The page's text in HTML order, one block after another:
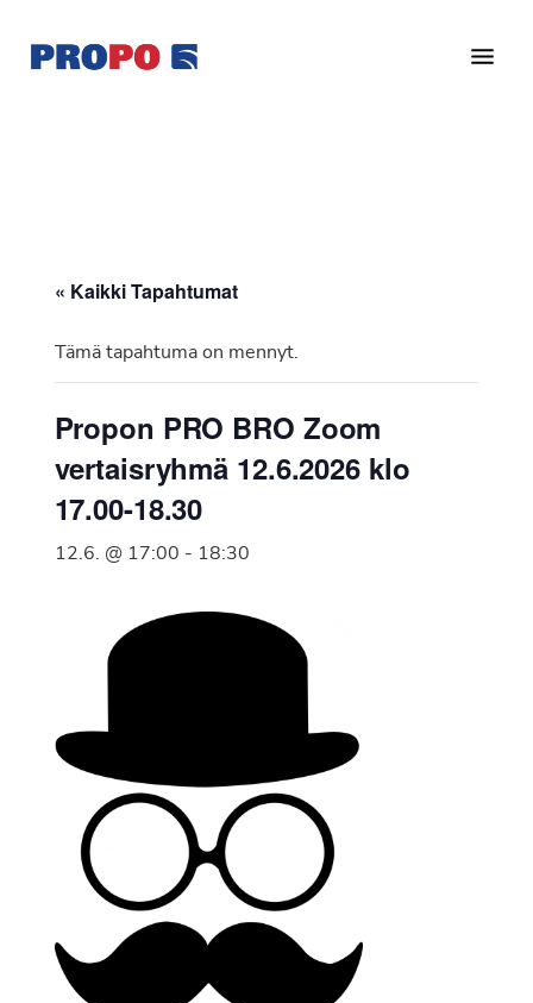
pääsisältöön
alatunnisteeseen
Ry
vuonna
Suomen
Syöpäyhdistyksen
jäsenjärjestö.
« Kaikki Tapahtumat
Tämä tapahtuma on mennyt.
Propon PRO BRO Zoom
vertaisryhmä 12.6.2026 klo
17.00-18.30
12.6. @ 17:00 - 18:30